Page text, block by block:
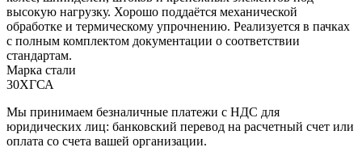
высокую нагрузку. Хорошо поддаётся механической
обработке и термическому упрочнению. Реализуется в пачках
с полным комплектом документации о соответствии
стандартам.
Марка стали
30ХГСА
Мы принимаем безналичные платежи с НДС для
юридических лиц: банковский перевод на расчетный счет или
оплата со счета вашей организации.